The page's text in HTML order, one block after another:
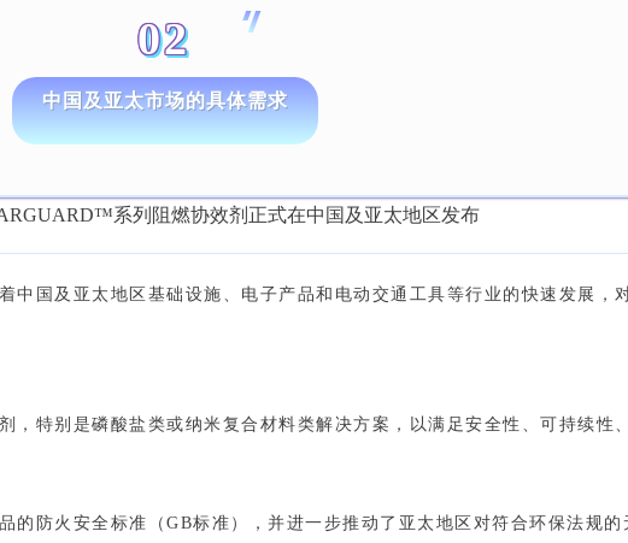
02
中国及亚太市场的具体需求
国及亚太地区基础设施、电子产品和电动交通工具等行业的快速发展，
特别是磷酸盐类或纳米复合材料类解决方案，以满足安全性、可持续性
防火安全标准（GB标准），并进一步推动了亚太地区对符合环保法规